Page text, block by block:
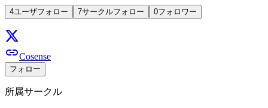
4ユーザフォロー 7サークルフォロー 0フォロワー
Cosense
フォロー
所属サークル